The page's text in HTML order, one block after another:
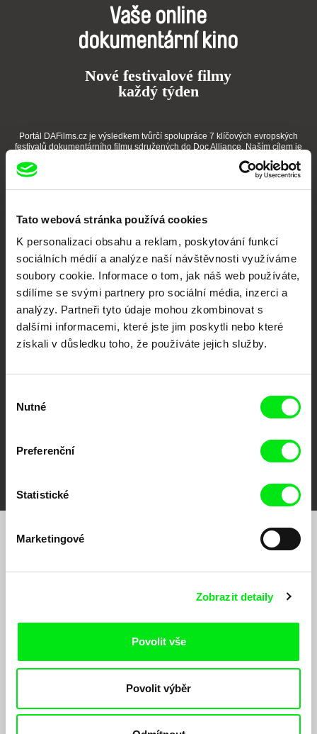
Tato webová stránka používá cookies
K personalizaci obsahu a reklam, poskytování funkcí
sociálních médií a analýze naší návštěvnosti využíváme
soubory cookie. Informace o tom, jak náš web používáte,
sdílíme se svými partnery pro sociální média, inzerci a
analýzy. Partneři tyto údaje mohou zkombinovat s
dalšími informacemi, které jste jim poskytli nebo které
získali v důsledku toho, že používáte jejich služby.
souhlasu
Nutné
Preferenční
Statistické
Marketingové
Zobrazit detaily
Povolit vše
Povolit výběr
Vaše online
dokumentární kino
Nové festivalové filmy
každý týden
Portál DAFilms.cz je výsledkem tvůrčí spolupráce 7 klíčových evropských
festivalů dokumentárního filmu sdružených do Doc Alliance. Naším cílem je
Členové Doc Alliance
CPH:DOX Doclisboa
Millennium Docs
Against Gravity
DOK Leipzig
Chcete být pravidelně informováni o našem
elektronickými prostředky a souvisejícím zpracováním osobních údajů pro účely